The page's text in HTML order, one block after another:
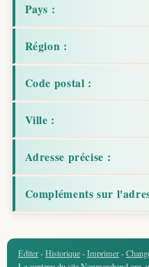
Pays :
Région :
Code postal :
Ville :
Adresse précise :
Compléments sur
Éditer-Historique-Imprimer-